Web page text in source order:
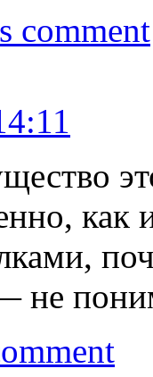
comment
как
— не